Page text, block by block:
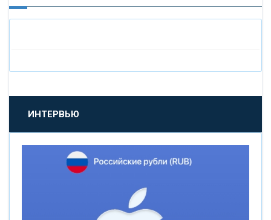
«БАНК САНКТ-ПЕТЕРБУРГ»
«ПРОМСВЯЗЬБАНК»
«НОВИКОМБАНК»
ИНТЕРВЬЮ